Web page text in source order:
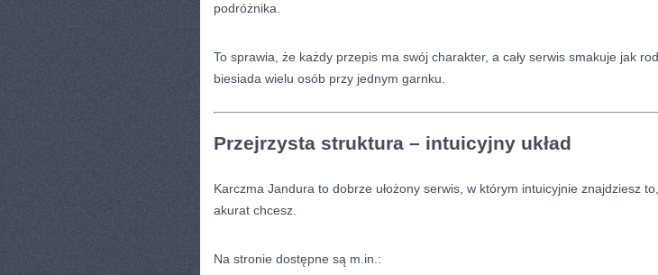
podróżnika.
To sprawia, że każdy przepis ma swój charakter, a cały serwis smakuje jak
biesiada wielu osób przy jednym garnku.
Przejrzysta struktura – intuicyjny układ
Karczma Jandura to dobrze ułożony serwis, w którym intuicyjnie znajdziesz
akurat chcesz.
Na stronie dostępne są m.in.: